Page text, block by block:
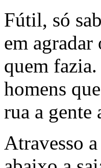
Fútil, só
em
quem
homens
rua a
Atravesso